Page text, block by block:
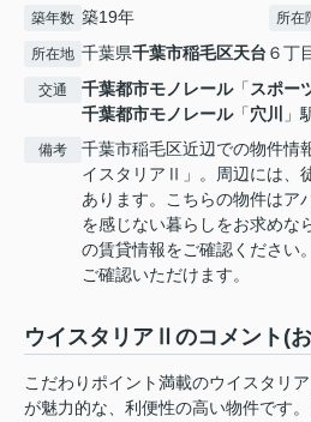
築年数 築19年 所在
所在地 千葉県千葉市稲毛区天台 ６丁
交通 千葉都市モノレール「スポー
千葉都市モノレール「穴川 」
備考
千葉市稲毛区近辺での物件情
イスタリアⅡ」。周辺には、
あります。こちらの物件はア
を感じない暮らしをお求めな
の賃貸情報をご確認ください
ご確認いただけます。
ウイスタリアⅡのコメント(
こだわりポイント満載のウイスタリ
が魅力的な、利便性の高い物件です